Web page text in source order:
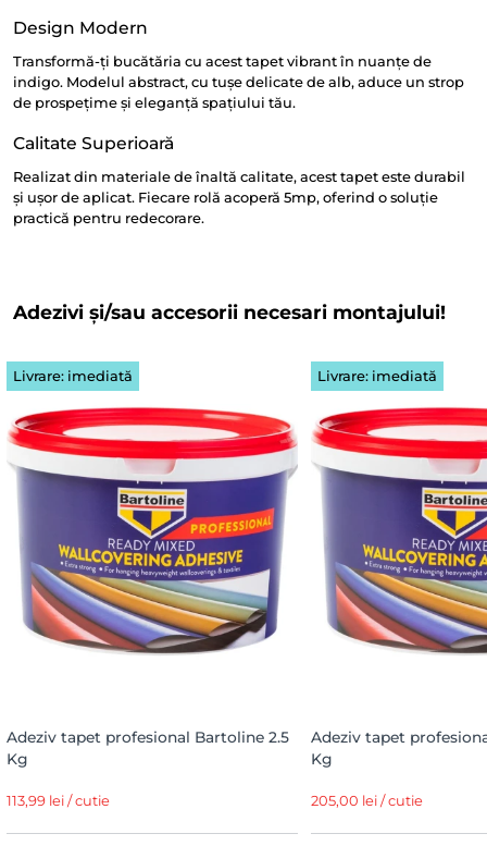
Design Modern
Transformă-ți bucătăria cu acest tapet vibrant în nuanțe de
indigo. Modelul abstract, cu tușe delicate de alb, aduce un strop
de prospețime și eleganță spațiului tău.
Calitate Superioară
Realizat din materiale de înaltă calitate, acest tapet este durabil
și ușor de aplicat. Fiecare rolă acoperă 5mp, oferind o soluție
practică pentru redecorare.
Adezivi și/sau accesorii necesari montajului!
Livrare: imediată
Adeziv tapet profesional Bartoline 2.5
Kg
113,99 lei / cutie
Livrare: imediată
Adeziv tapet
Kg
205,00 lei / cutie